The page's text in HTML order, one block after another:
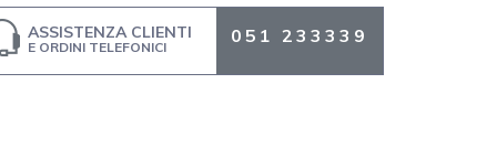
ASSISTENZA CLIENTI
E ORDINI TELEFONICI
051 233339